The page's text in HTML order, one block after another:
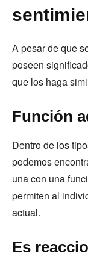
A pesar de que
poseen
que los haga
Función
Dentro de los
podemos
una con una
permiten al
actual.
Es